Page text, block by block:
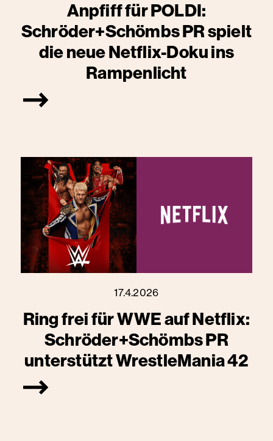
Anpfiff für POLDI:
Schröder+Schömbs PR spielt
die neue Netflix-Doku ins
Rampenlicht
17.4.2026
Ring frei für WWE auf Netflix:
Schröder+Schömbs PR
unterstützt WrestleMania 42